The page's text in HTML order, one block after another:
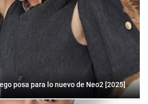
posa para lo nuevo de Neo2 [2025]